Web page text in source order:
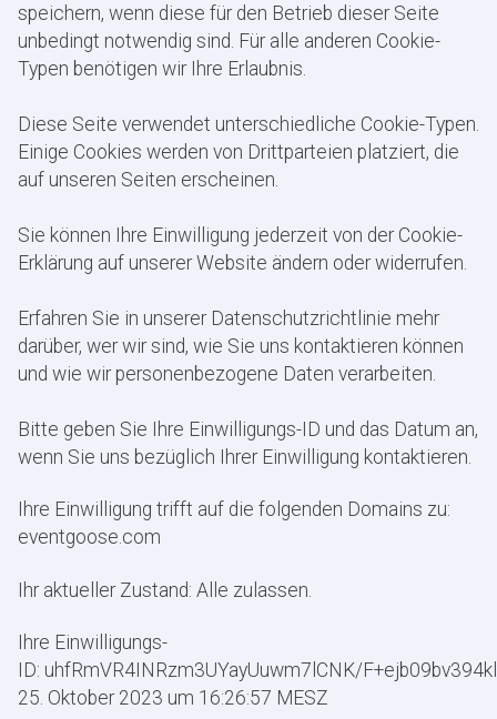
speichern, wenn diese für den Betrieb dieser Seite
unbedingt notwendig sind. Für alle anderen Cookie-
Typen benötigen wir Ihre Erlaubnis.
Diese Seite verwendet unterschiedliche Cookie-Typen.
Einige Cookies werden von Drittparteien platziert, die
auf unseren Seiten erscheinen.
Sie können Ihre Einwilligung jederzeit von der Cookie-
Erklärung auf unserer Website ändern oder widerrufen.
Erfahren Sie in unserer Datenschutzrichtlinie mehr
darüber, wer wir sind, wie Sie uns kontaktieren können
und wie wir personenbezogene Daten verarbeiten.
Bitte geben Sie Ihre Einwilligungs-ID und das Datum an,
wenn Sie uns bezüglich Ihrer Einwilligung kontaktieren.
Ihre Einwilligung trifft auf die folgenden Domains zu:
eventgoose.com
Ihr aktueller Zustand: Alle zulassen.
Ihre Einwilligungs-
ID: uhfRmVR4INRzm3UYayUuwm7lCNK/
25. Oktober 2023 um 16:26:57 MESZ